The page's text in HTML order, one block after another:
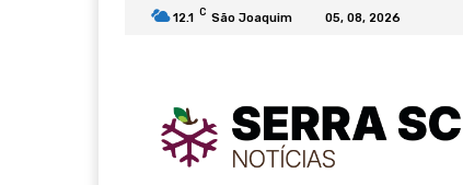
12.1 C São Joaquim 05, 08, 2026